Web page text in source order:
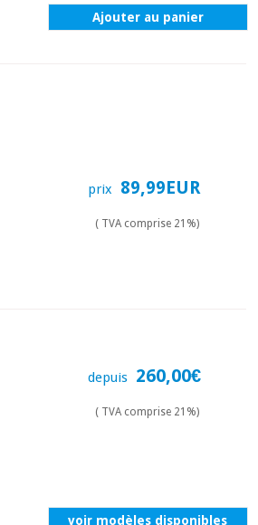
Ajouter au panier
prix 89,99EUR
( TVA comprise 21%)
depuis 260,00€
( TVA comprise 21%)
voir modèles disponibles